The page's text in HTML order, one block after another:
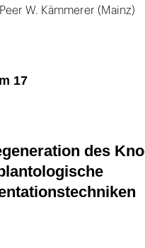
W. Kämmerer (Mainz)
17
des